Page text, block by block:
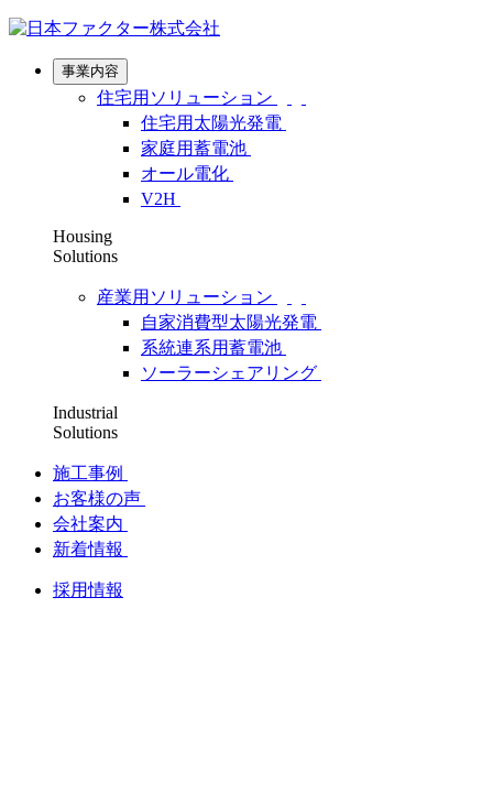
事業内容
住宅用ソリューション
住宅用太陽光発電
家庭用蓄電池
オール電化
V2H
Housing
Solutions
産業用ソリューション
自家消費型太陽光発電
系統連系用蓄電池
ソーラーシェアリング
Industrial
Solutions
施工事例
お客様の声
会社案内
新着情報
採用情報